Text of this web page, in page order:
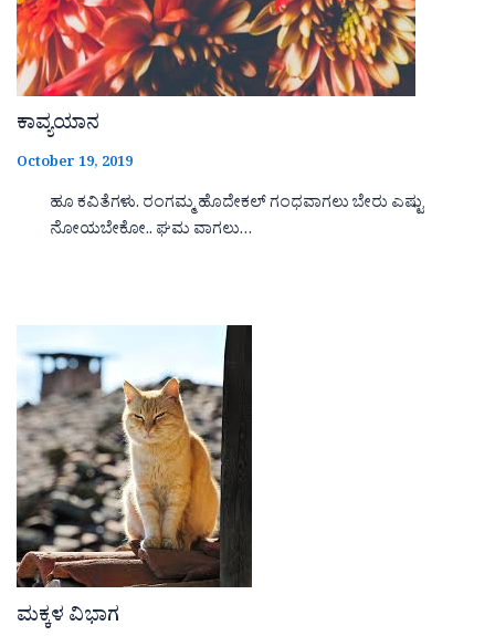
ಕಾವ್ಯಯಾನ
October 19, 2019
ಹೂ ಕವಿತೆಗಳು. ರಂಗಮ್ಮ ಹೊದೇಕಲ್ ಗಂಧವಾಗಲು ಬೇರು ಎಷ್ಟು
ನೋಯಬೇಕೋ.. ಘಮ ವಾಗಲು…
ಮಕ್ಕಳ ವಿಭಾಗ